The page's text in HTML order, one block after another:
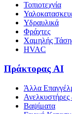
Τοπιοτεχνία
Υδραυλικά
Φράχτες
Χαμηλής
HVAC
Πράκτορας AI
Άλλα
Βαψίματα